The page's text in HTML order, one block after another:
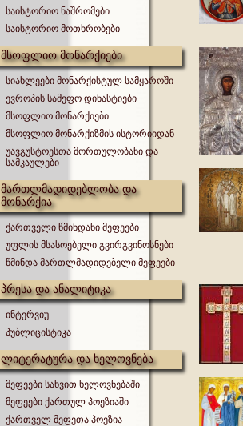
საისტორიო ნაშრომები
საისტორიო მოთხრობები
მსოფლიო მონარქიები
სიახლეები მონარქისტულ სამყაროში
ევროპის სამეფო დინასტიები
მსოფლიო მონარქიები
მსოფლიო მონარქიზმის ისტორიიდან
უავგუსტოესთა მორთულობანი და
სამკაულები
მართლმადიდებლობა და
მონარქია
ქართველი წმინდანი მეფეები
უფლის მსასოებელი გვირგვინოსნები
წმინდა მართლმადიდებელი მეფეები
პრესა და ანალიტიკა
ინტერვიუ
პუბლიცისტიკა
ლიტერატურა და ხელოვნება
მეფეები სახვით ხელოვნებაში
მეფეები ქართულ პოეზიაში
ქართველ მეფეთა პოეზია